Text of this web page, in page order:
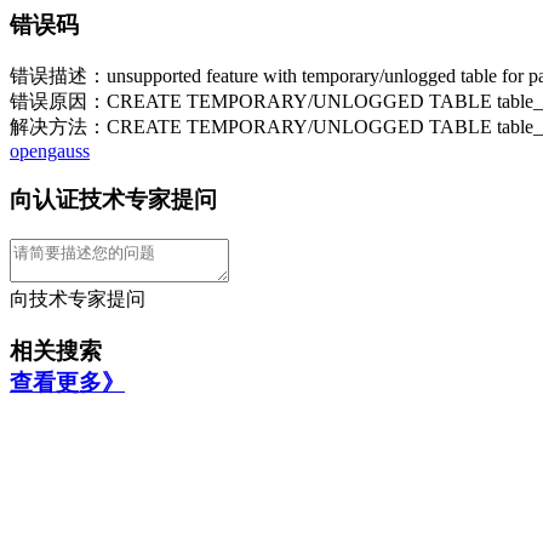
错误码
错误描述：unsupported feature with temporary/unlogged table for
错误原因：CREATE TEMPORARY/UNLOGGED TABLE
解决方法：CREATE TEMPORARY/UNLOGGED TABLE
opengauss
向认证技术专家提问
向技术专家提问
相关搜索
查看更多》